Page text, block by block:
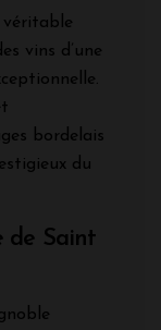
vins d’une
bordelais
du
de Saint